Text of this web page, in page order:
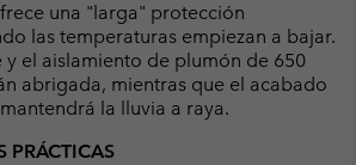
una "larga" protección
las temperaturas empiezan a bajar.
el aislamiento de plumón de 650
abrigada, mientras que el acabado
la lluvia a raya.
PRÁCTICAS